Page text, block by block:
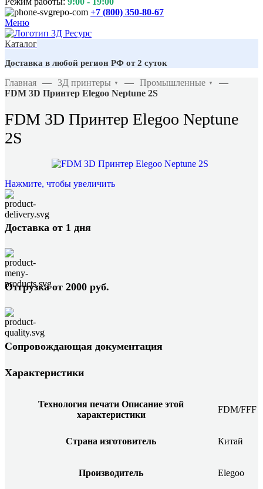
+7 (800) 350-80-67
Меню
Каталог
Доставка в любой регион РФ от 2 суток
Главная — 3Д принтеры ▼ — Промышленные ▼
—
FDM 3D Принтер Elegoo Neptune 2S
FDM 3D Принтер Elegoo Neptune
2S
Нажмите, чтобы увеличить
Доставка от 1 дня
Отгрузка от 2000 руб.
Сопровождающая документация
Характеристики
Технология печати Описание этой
характеристики
FDM/FFF
Страна изготовитель Китай
Производитель Elegoo